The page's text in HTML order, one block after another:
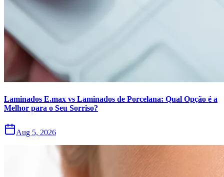
Laminados E.max vs Laminados de Porcelana: Qual Opção é a
Melhor para o Seu Sorriso?
Aug 5, 2026